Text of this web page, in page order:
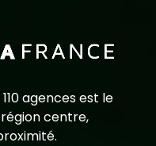
agences est le
centre,